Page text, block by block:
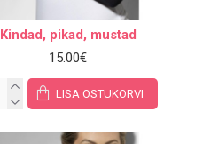
Kindad, pikad, mustad
15.00€
LISA OSTUKORVI